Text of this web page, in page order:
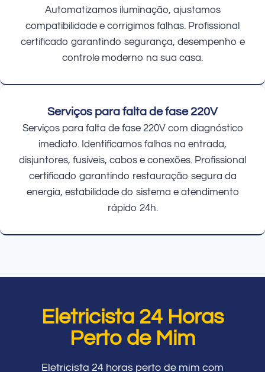
Automatizamos iluminação, ajustamos
compatibilidade e corrigimos falhas. Profissional
certificado garantindo segurança, desempenho e
controle moderno na sua casa.
Serviços para falta de fase 220V
Serviços para falta de fase 220V com diagnóstico
imediato. Identificamos falhas na entrada,
disjuntores, fusíveis, cabos e conexões. Profissional
certificado garantindo restauração segura da
energia, estabilidade do sistema e atendimento
rápido 24h.
Eletricista 24 Horas
Perto de Mim
Eletricista 24 horas perto de mim com